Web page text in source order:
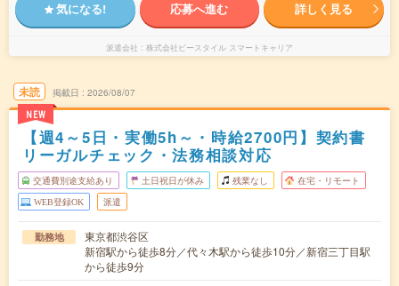
気になる! 応募へ進む 詳しく見る
派遣会社 株式会社ビースタイル スマートキャリア
未読
NEW
掲載日 2026/08/07
【週4～5日・実働5h～・時給2700円】契約書
リーガルチェック・法務相談対応
交通費別途支給あり 土日祝日が休み 残業なし 在宅・リモート
WEB登録OK 派遣
勤務地
東京都渋谷区
新宿駅から徒歩8分／代々木駅から徒歩10分／新宿三丁目駅
から徒歩9分